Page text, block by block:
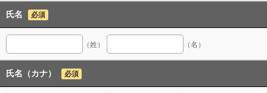
氏名 必須
（姓） （名）
氏名（カナ） 必須